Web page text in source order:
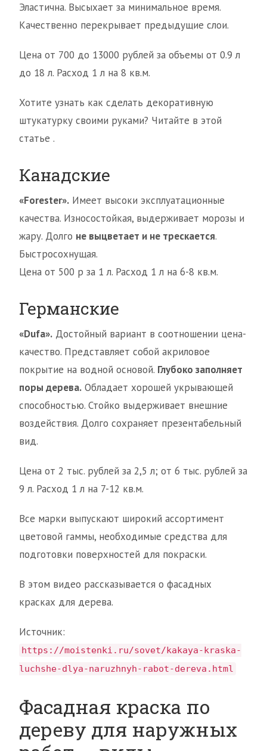
Эластична. Высыхает за минимальное время.
Качественно перекрывает предыдущие слои.
Цена от 700 до 13000 рублей за объемы от 0.9 л
до 18 л. Расход 1 л на 8 кв.м.
Хотите узнать как сделать декоративную
штукатурку своими руками? Читайте в этой
статье .
Канадские
«Forester». Имеет высоки эксплуатационные
качества. Износостойкая, выдерживает морозы и
жару. Долго не выцветает и не трескается.
Быстросохнущая.
Цена от 500 р за 1 л. Расход 1 л на 6-8 кв.м.
Германские
«Dufa». Достойный вариант в соотношении цена-
качество. Представляет собой акриловое
покрытие на водной основой. Глубоко заполняет
поры дерева. Обладает хорошей укрывающей
способностью. Стойко выдерживает внешние
воздействия. Долго сохраняет презентабельный
вид.
Цена от 2 тыс. рублей за 2,5 л; от 6 тыс. рублей за
9 л. Расход 1 л на 7-12 кв.м.
Все марки выпускают широкий ассортимент
цветовой гаммы, необходимые средства для
подготовки поверхностей для покраски.
В этом видео рассказывается о фасадных
красках для дерева.
Источник:
https://moistenki.ru/sovet/kakaya-kraska-
luchshe-dlya-naruzhnyh-rabot-dereva.html
Фасадная краска по
дереву для наружных